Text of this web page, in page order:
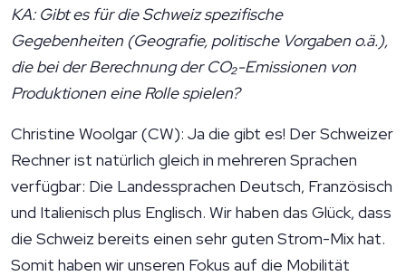
KA: Gibt es für die Schweiz spezifische
Gegebenheiten (Geografie, politische Vorgaben o.ä.),
die bei der Berechnung der CO₂-Emissionen von
Produktionen eine Rolle spielen?
Christine Woolgar (CW): Ja die gibt es! Der Schweizer
Rechner ist natürlich gleich in mehreren Sprachen
verfügbar: Die Landessprachen Deutsch, Französisch
und Italienisch plus Englisch. Wir haben das Glück, dass
die Schweiz bereits einen sehr guten Strom-Mix hat.
Somit haben wir unseren Fokus auf die Mobilität